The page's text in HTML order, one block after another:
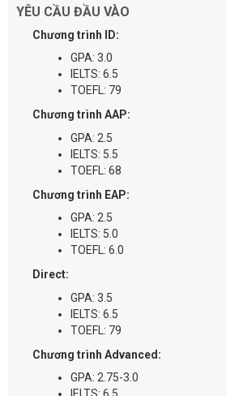
YÊU CẦU ĐẦU VÀO
Chương trình ID:
GPA: 3.0
IELTS: 6.5
TOEFL: 79
Chương trình AAP:
GPA: 2.5
IELTS: 5.5
TOEFL: 68
Chương trình EAP:
GPA: 2.5
IELTS: 5.0
TOEFL: 6.0
Direct:
GPA: 3.5
IELTS: 6.5
TOEFL: 79
Chương trình Advanced:
GPA: 2.75-3.0